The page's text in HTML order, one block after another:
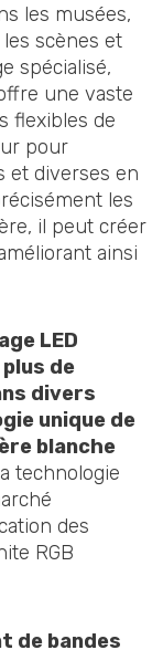
les musées,
scènes et
spécialisé,
une vaste
flexibles de
pour
et diverses en
les
il peut créer
ainsi
LED
de
divers
unique de
blanche
technologie
des
RGB
de bandes